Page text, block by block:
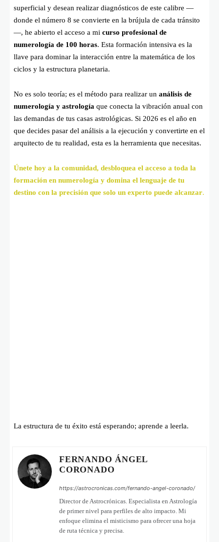
superficial y desean realizar diagnósticos de este calibre —
donde el número 8 se convierte en la brújula de cada tránsito
—, he abierto el acceso a mi curso profesional de
numerología de 100 horas. Esta formación intensiva es la
llave para dominar la interacción entre la matemática de los
ciclos y la estructura planetaria.
No es solo teoría; es el método para realizar un análisis de
numerología y astrología que conecta la vibración anual con
las demandas de tus casas astrológicas. Si 2026 es el año en
que decides pasar del análisis a la ejecución y convertirte en el
arquitecto de tu realidad, esta es la herramienta que necesitas.
Únete hoy a la comunidad, desbloquea el acceso a toda la
formación en numerología y domina el lenguaje de tu
destino con la precisión que solo un experto puede alcanzar.
La estructura de tu éxito está esperando; aprende a leerla.
FERNANDO ÁNGEL
CORONADO
https://astrocronicas.com/fernando-angel-coronado/
Director de Astrocrónicas. Especialista en Astrología
de primer nivel para perfiles de alto impacto. Mi
enfoque elimina el misticismo para ofrecer una hoja
de ruta técnica y precisa.